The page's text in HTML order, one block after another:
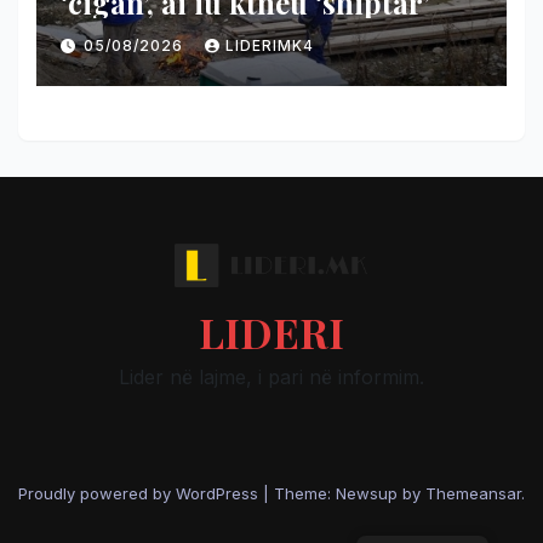
05/08/2026 LIDERIMK4
LIDERI
Lider në lajme, i pari në informim.
Proudly powered by WordPress Theme: Newsup by Themeansar.